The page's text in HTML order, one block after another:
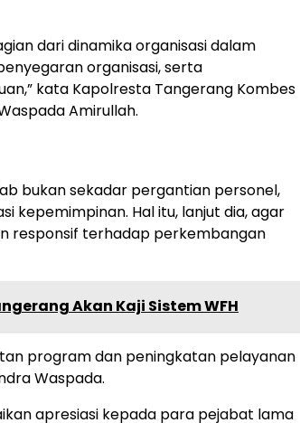
dari dinamika organisasi dalam
organisasi, serta
kata Kapolresta Tangerang Kombes
Amirullah.
bukan sekadar pergantian personel,
kepemimpinan. Hal itu, lanjut dia, agar
responsif terhadap perkembangan
Akan Kaji Sistem WFH
program dan peningkatan pelayanan
Waspada.
apresiasi kepada para pejabat lama